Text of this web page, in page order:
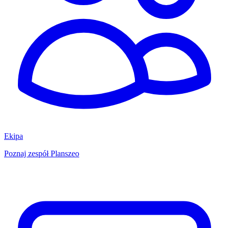
Ekipa
Poznaj zespół Planszeo